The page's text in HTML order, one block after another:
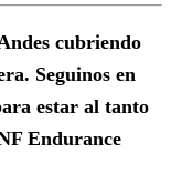
cubriendo
Seguinos en
estar al tanto
Endurance